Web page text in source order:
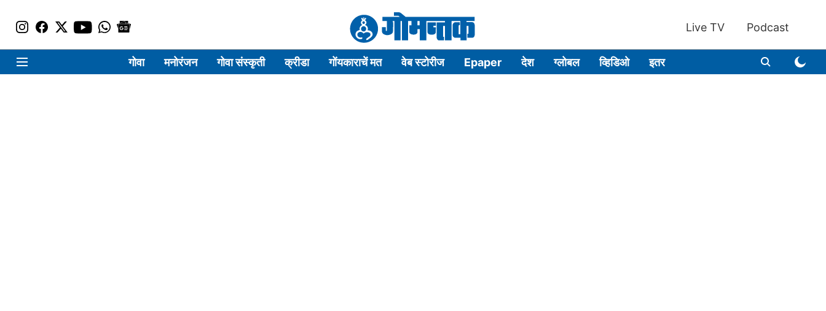
Live TV Podcast
गोवा मनोरंजन गोवा संस्कृती क्रीडा गोंयकाराचें मत वेब स्टोरीज Epaper देश ग्लोबल व्हिडिओ इतर